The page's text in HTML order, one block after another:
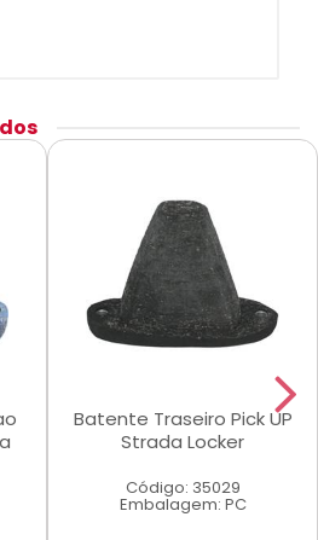
Batente Traseiro Pick UP
Strada Locker
Código: 35029
Embalagem: PC